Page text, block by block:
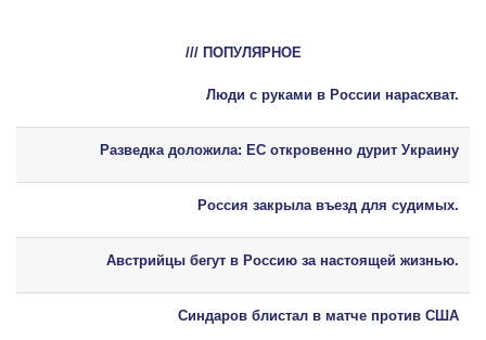
/// ПОПУЛЯРНОЕ
Люди с руками в России нарасхват.
Разведка доложила: ЕС откровенно дурит Украину
Россия закрыла въезд для судимых.
Австрийцы бегут в Россию за настоящей жизнью.
Синдаров блистал в матче против США